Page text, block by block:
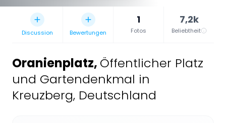
Discussion Bewertungen
1
Fotos
7,2k
Beliebtheit
Oranienplatz, Öffentlicher Platz
und Gartendenkmal in
Kreuzberg, Deutschland